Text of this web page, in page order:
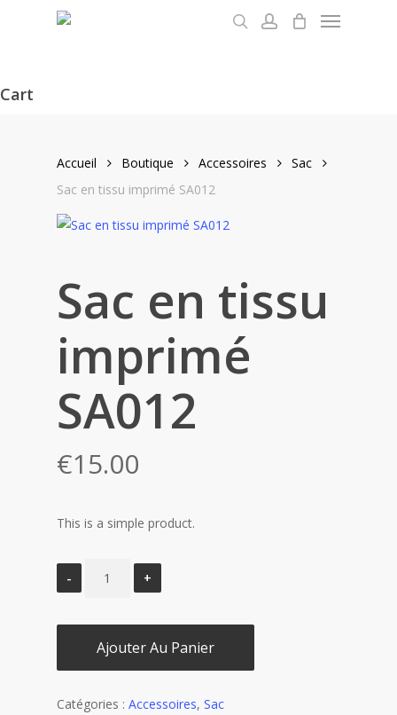
Menu
Cart
Accueil
Boutique Accessoires
Sac
Sac en tissu imprimé SA012
Sac en tissu
imprimé
SA012
€15.00
This is a simple product.
Ajouter Au Panier
Catégories : Accessoires, Sac